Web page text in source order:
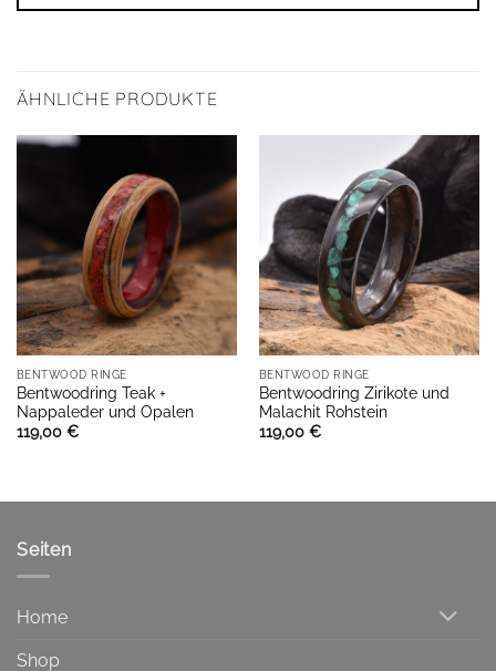
ÄHNLICHE PRODUKTE
BENTWOOD RINGE
Bentwoodring Teak +
Nappaleder und Opalen
119,00 €
BENTWOOD RINGE
Bentwoodring Zirikote und
Malachit Rohstein
119,00 €
Seiten
Home
Shop